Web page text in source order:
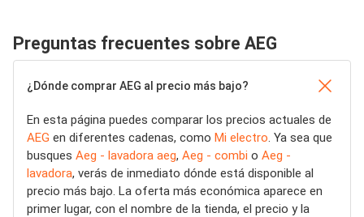
Preguntas frecuentes sobre AEG
¿Dónde comprar AEG al precio más bajo?
En esta página puedes comparar los precios actuales de
AEG en diferentes cadenas, como Mi electro . Ya sea que
busques Aeg - lavadora aeg, Aeg - combi o Aeg -
lavadora, verás de inmediato dónde está disponible al
precio más bajo. La oferta más económica aparece en
primer lugar, con el nombre de la tienda, el precio y la